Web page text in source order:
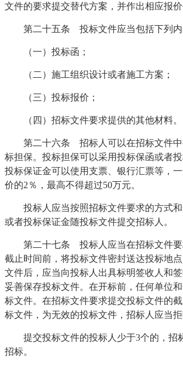
文件的要求提交替代方案，并作出相应报价
第二十五条 投标文件应当包括下列内
（一）投标函；
（二）施工组织设计或者施工方案；
（三）投标报价；
（四）招标文件要求提供的其他材料。
第二十六条 招标人可以在招标文件
标担保。投标担保可以采用投标保函或者投
投标保证金可以使用支票、银行汇票等，
价的2％，最高不得超过50万元。
投标人应当按照招标文件要求的方式
或者投标保证金随投标文件提交招标人。
第二十七条 投标人应当在招标文件
截止时间前，将投标文件密封送达投标地
文件后，应当向投标人出具标明签收人和
妥善保存投标文件。在开标前，任何单位
标文件。在招标文件要求提交投标文件的
标文件，为无效的投标文件，招标人应当拒
提交投标文件的投标人少于3个的，招
招标。